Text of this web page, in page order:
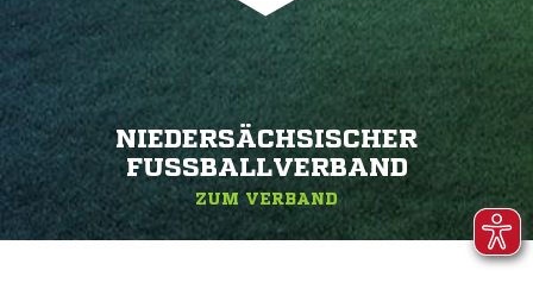
NIEDERSÄCHSISCHER
FUSSBALLVERBAND
ZUM VERBAND